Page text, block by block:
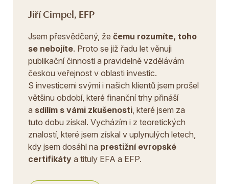
Jiří Cimpel, EFP
Jsem přesvědčený, že čemu rozumíte, toho
se nebojíte. Proto se již řadu let věnuji
publikační činnosti a pravidelně vzdělávám
českou veřejnost v oblasti investic.
S investicemi svými i našich klientů jsem prošel
většinu období, které finanční trhy přináší
a sdílím s vámi zkušenosti , které jsem za
tuto dobu získal. Vycházím i z teoretických
znalostí, které jsem získal v uplynulých letech,
kdy jsem dosáhl na prestižní evropské
certifikáty a tituly EFA a EFP.